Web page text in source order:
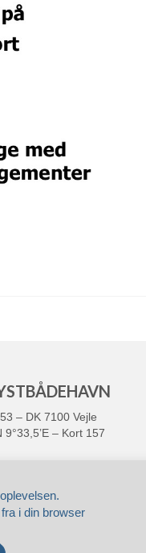
– DK 7100 Vejle
9°33,5’E – Kort 157
i din browser